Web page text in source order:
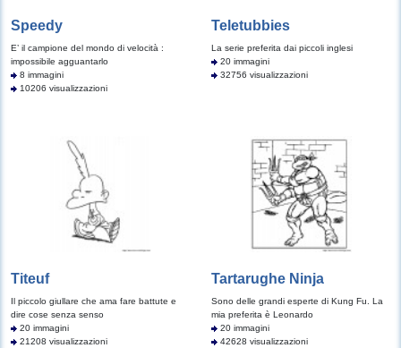
Speedy
E’ il campione del mondo di velocità :
impossibile agguantarlo
8 immagini
10206 visualizzazioni
Teletubbies
La serie preferita dai piccoli inglesi
20 immagini
32756 visualizzazioni
Titeuf
Il piccolo giullare che ama fare battute e
dire cose senza senso
20 immagini
21208 visualizzazioni
Tartarughe Ninja
Sono delle grandi esperte di Kung Fu. La
mia preferita è Leonardo
20 immagini
42628 visualizzazioni